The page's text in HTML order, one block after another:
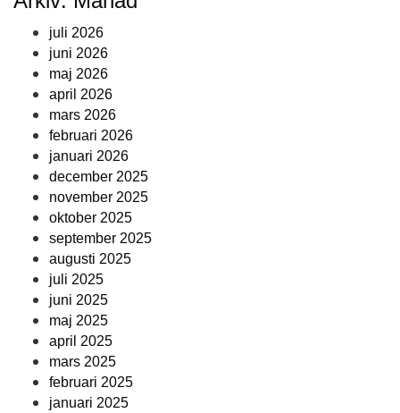
juli 2026
juni 2026
maj 2026
april 2026
mars 2026
februari 2026
januari 2026
december 2025
november 2025
oktober 2025
september 2025
augusti 2025
juli 2025
juni 2025
maj 2025
april 2025
mars 2025
februari 2025
januari 2025